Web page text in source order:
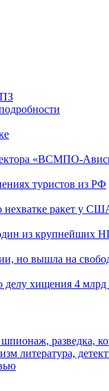
«ВСМПО-
туристов из РФ
нехватке ракет у
из крупнейших
но вышла на
хищения 4 млрд
шпионаж, разведка,
литература,